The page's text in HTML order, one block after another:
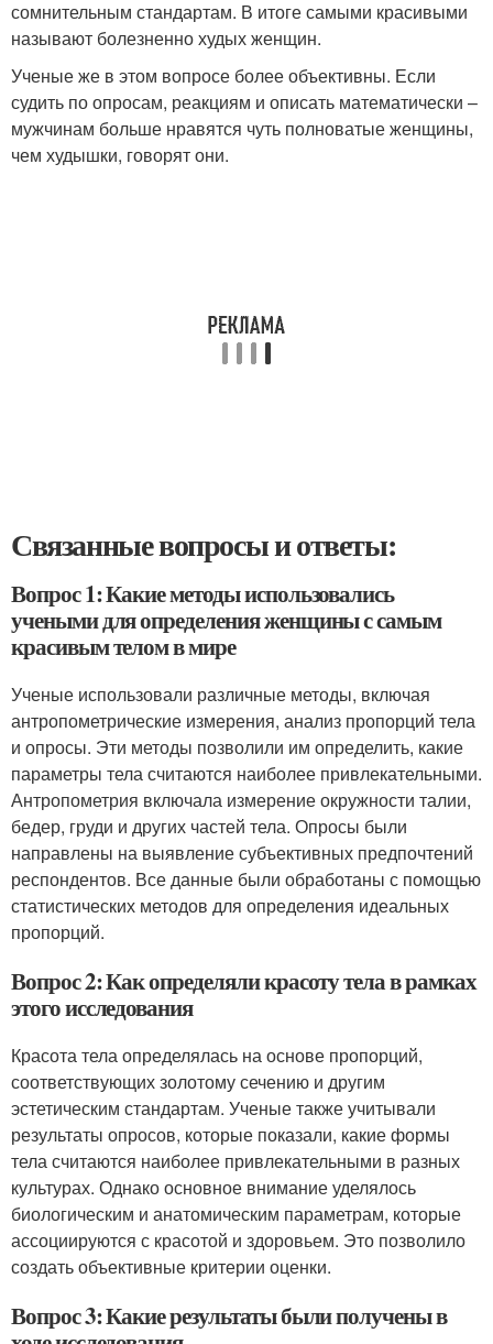
сомнительным стандартам. В итоге самыми красивыми
называют болезненно худых женщин.
Ученые же в этом вопросе более объективны. Если
судить по опросам, реакциям и описать математически –
мужчинам больше нравятся чуть полноватые женщины,
чем худышки, говорят они.
Связанные вопросы и ответы:
Вопрос 1: Какие методы использовались
учеными для определения женщины с самым
красивым телом в мире
Ученые использовали различные методы, включая
антропометрические измерения, анализ пропорций тела
и опросы. Эти методы позволили им определить, какие
параметры тела считаются наиболее привлекательными.
Антропометрия включала измерение окружности талии,
бедер, груди и других частей тела. Опросы были
направлены на выявление субъективных предпочтений
респондентов. Все данные были обработаны с помощью
статистических методов для определения идеальных
пропорций.
Вопрос 2: Как определяли красоту тела в рамках
этого исследования
Красота тела определялась на основе пропорций,
соответствующих золотому сечению и другим
эстетическим стандартам. Ученые также учитывали
результаты опросов, которые показали, какие формы
тела считаются наиболее привлекательными в разных
культурах. Однако основное внимание уделялось
биологическим и анатомическим параметрам, которые
ассоциируются с красотой и здоровьем. Это позволило
создать объективные критерии оценки.
Вопрос 3: Какие результаты были получены в